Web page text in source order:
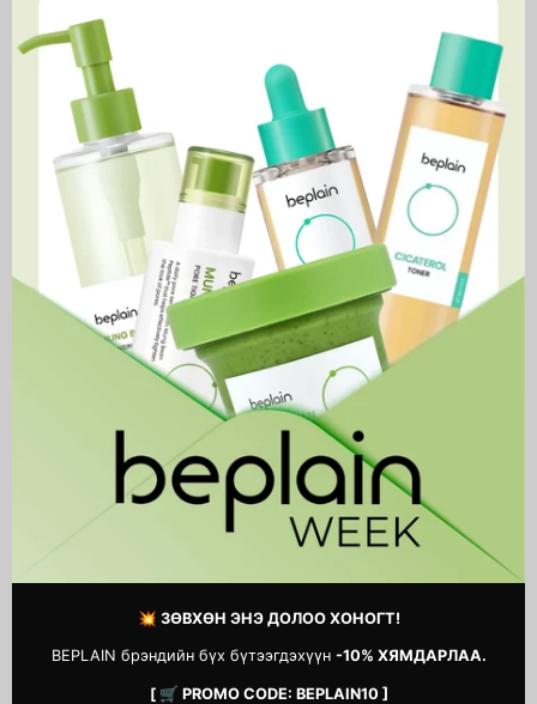
💥 ЗӨВХӨН ЭНЭ ДОЛОО ХОНОГТ!
BEPLAIN брэндийн бүх бүтээгдэхүүн -10% ХЯМДАРЛАА.
[ 🛒 PROMO CODE: BEPLAIN10 ]
Relief
Gel
Cleanser
ДУУССАН
Rosemary Relief Gel
Vegan
Collagen
Youth
Cream
Vegan Collagen Youth
Cream
49,900 MNT